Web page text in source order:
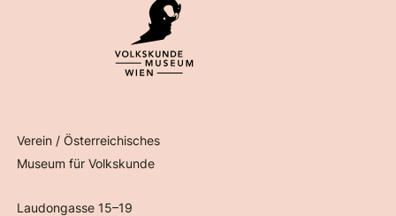
Verein / Österreichisches
Museum für Volkskunde
Laudongasse 15–19